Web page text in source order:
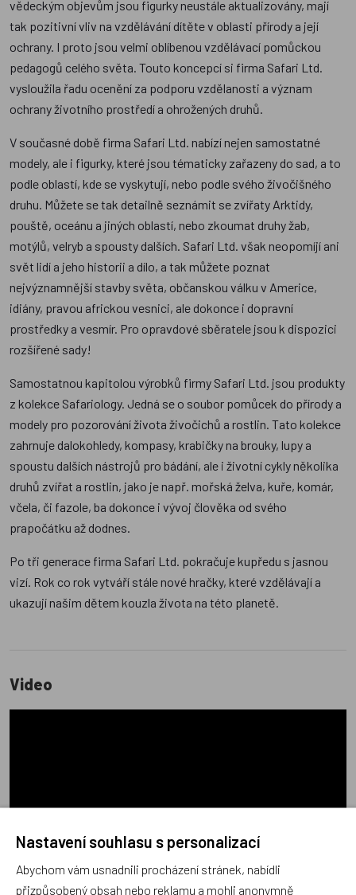
vědeckým objevům jsou figurky neustále aktualizovány, mají
tak pozitivní vliv na vzdělávání dítěte v oblasti přírody a její
ochrany. I proto jsou velmi oblíbenou vzdělávací pomůckou
pedagogů celého světa. Touto koncepcí si firma Safari Ltd.
vysloužila řadu ocenění za podporu vzdělanosti a význam
ochrany životního prostředí a ohrožených druhů.
V současné době firma Safari Ltd. nabízí nejen samostatné
modely, ale i figurky, které jsou tématicky zařazeny do sad, a to
podle oblastí, kde se vyskytují, nebo podle svého živočišného
druhu. Můžete se tak detailně seznámit se zvířaty Arktidy,
pouště, oceánu a jiných oblastí, nebo zkoumat druhy žab,
motýlů, velryb a spousty dalších. Safari Ltd. však neopomíjí ani
svět lidí a jeho historii a dílo, a tak můžete poznat
nejvýznamnější stavby světa, občanskou válku v Americe,
idiány, pravou africkou vesnici, ale dokonce i dopravní
prostředky a vesmír. Pro opravdové sběratele jsou k dispozici
rozšířené sady!
Samostatnou kapitolou výrobků firmy Safari Ltd. jsou produkty
z kolekce Safariology. Jedná se o soubor pomůcek do přírody a
modely pro pozorování života živočichů a rostlin. Tato kolekce
zahrnuje dalokohledy, kompasy, krabičky na brouky, lupy a
spoustu dalších nástrojů pro bádání, ale i životní cykly několika
druhů zvířat a rostlin, jako je např. mořská želva, kuře, komár,
včela, či fazole, ba dokonce i vývoj člověka od svého
prapočátku až dodnes.
Po tři generace firma Safari Ltd. pokračuje kupředu s jasnou
vizí. Rok co rok vytváří stále nové hračky, které vzdělávají a
ukazují našim dětem kouzla života na této planetě.
Video
Nastavení souhlasu s personalizací
Abychom vám usnadnili procházení stránek, nabídli
přizpůsobený obsah nebo reklamu a mohli anonymně